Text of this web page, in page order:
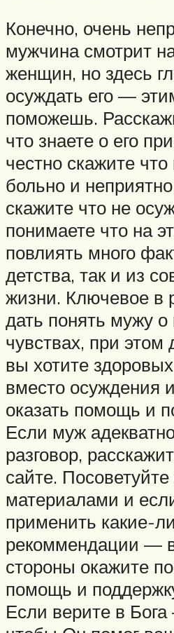
Конечно, очень
мужчина смотрит
женщин, но здесь
осуждать его —
поможешь.
что знаете о его
честно скажите
больно и
скажите что не
понимаете что на
повлиять много
детства, так и из
жизни. Ключевое в
дать понять мужу
чувствах, при этом
вы хотите
вместо осуждения
оказать помощь и
Если муж
разговор,
сайте.
материалами и
применить какие-
рекоммендации —
стороны окажите
помощь и
Если верите в